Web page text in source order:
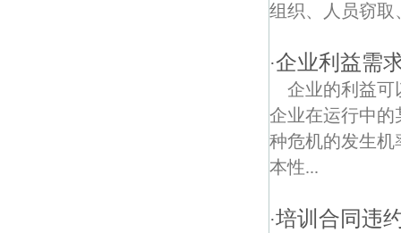
组织、人员窃取
·企业利益需
企业的利益可
企业在运行中的
种危机的发生机
本性...
·培训合同违